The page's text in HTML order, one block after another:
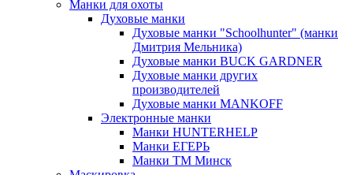
Манки для охоты
Духовые манки
Духовые манки "Schoolhunter" (манки
Дмитрия Мельника)
Духовые манки BUCK GARDNER
Духовые манки других
производителей
Духовые манки MANKOFF
Электронные манки
Манки HUNTERHELP
Манки ЕГЕРЬ
Манки ТМ Минск